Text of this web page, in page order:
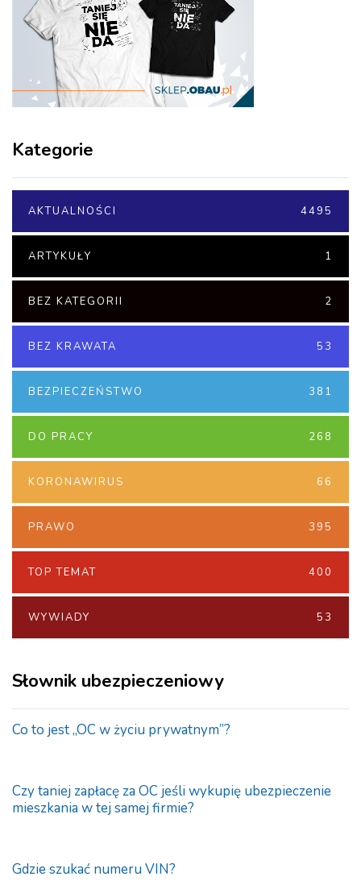
Kategorie
AKTUALNOŚCI 4495
ARTYKUŁY 1
BEZ KATEGORII 2
BEZ KRAWATA 53
BEZPIECZEŃSTWO 381
DO PRACY 268
KORONAWIRUS 66
PRAWO 395
TOP TEMAT 400
WYWIADY 53
Słownik ubezpieczeniowy
Co to jest „OC w życiu prywatnym”?
Czy taniej zapłacę za OC jeśli wykupię ubezpieczenie
mieszkania w tej samej firmie?
Gdzie szukać numeru VIN?